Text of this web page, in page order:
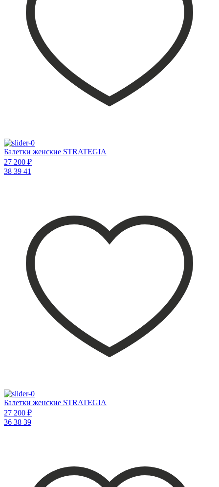
Балетки женские STRATEGIA
27 200 ₽
38 39 41
Балетки женские STRATEGIA
27 200 ₽
36 38 39